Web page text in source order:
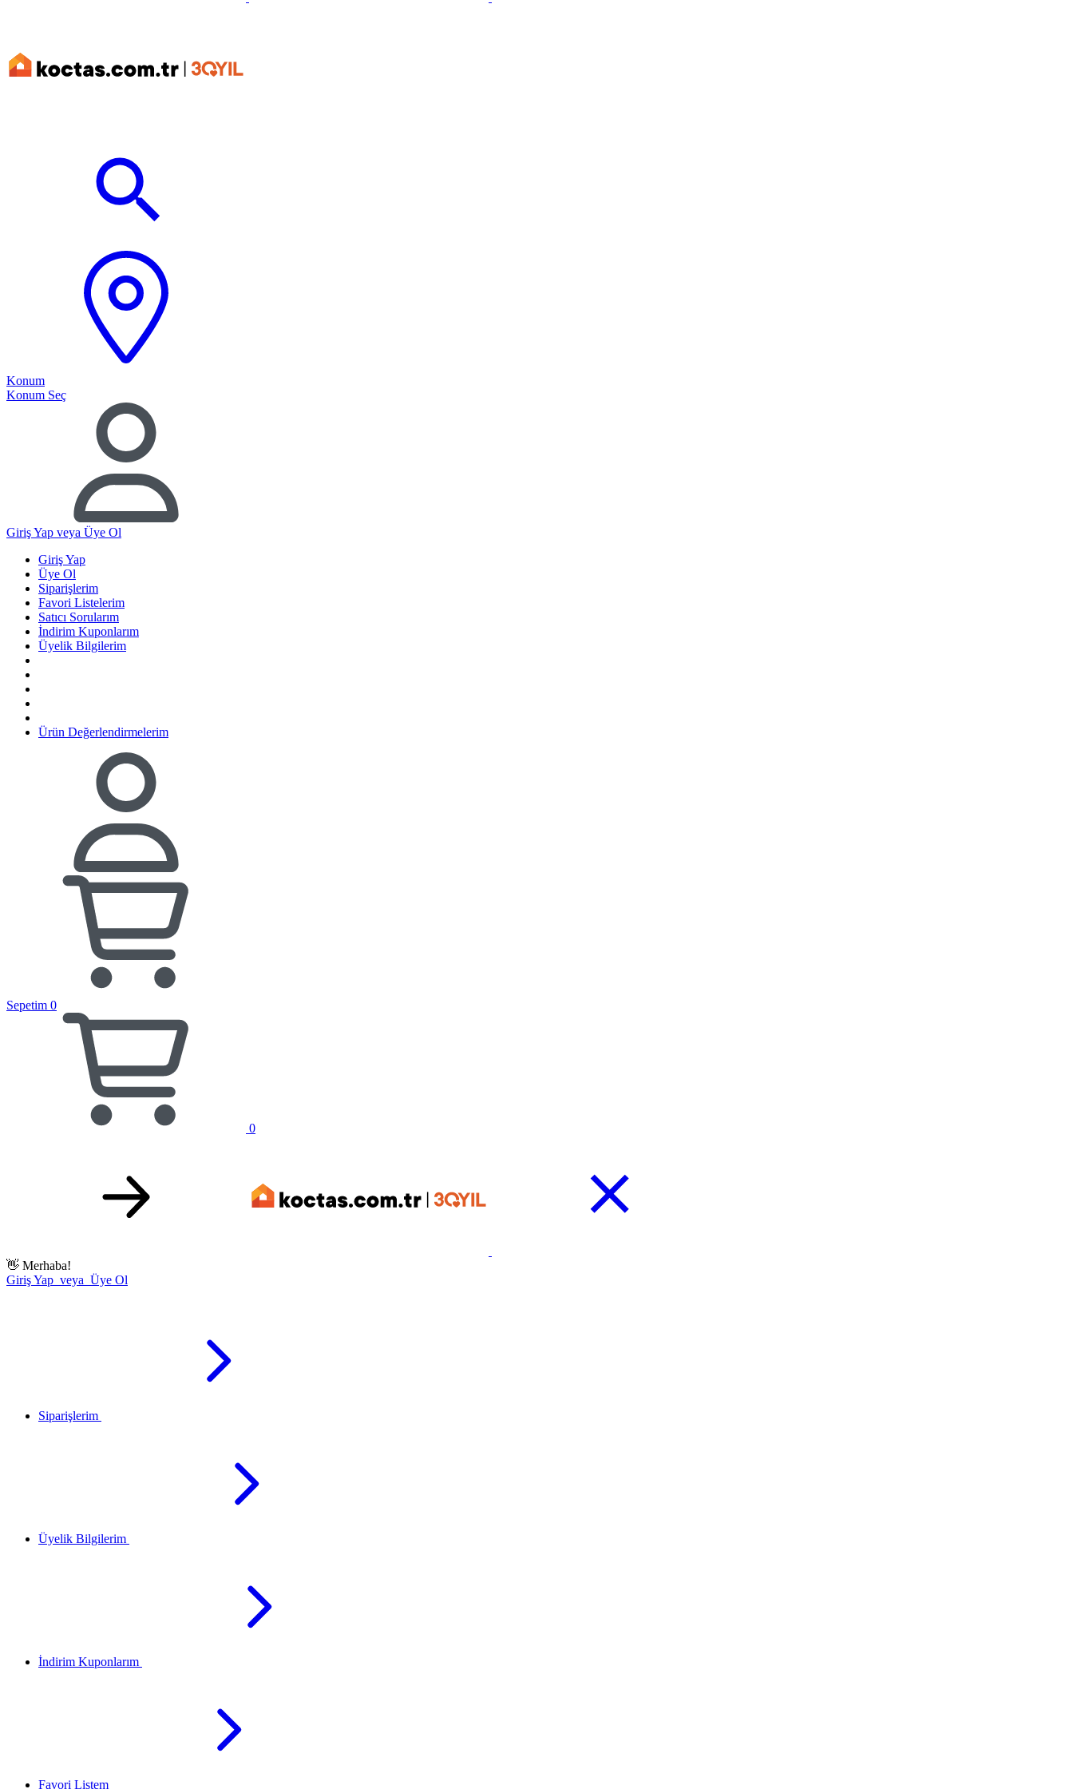
Konum
Konum Seç
Giriş Yap veya Üye Ol
Giriş Yap
Üye Ol
Siparişlerim
Favori Listelerim
Satıcı Sorularım
İndirim Kuponlarım
Üyelik Bilgilerim
Ürün Değerlendirmelerim
Sepetim 0
0
👋 Merhaba!
Giriş Yap veya Üye Ol
Siparişlerim
Üyelik Bilgilerim
İndirim Kuponlarım
Favori Listem